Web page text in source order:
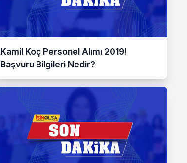
Kamil Koç Personel Alımı 2019!
Başvuru Bilgileri Nedir?